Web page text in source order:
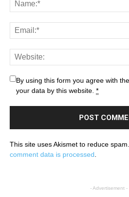
By using this form you agree with
your data by this website. *
This site uses Akismet to reduce spam.
comment data is processed
- Advertisement -